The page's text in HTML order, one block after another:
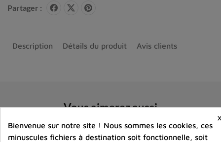
Partager :
Description Détails du produit Avis clients
Vous aimerez aussi
Bienvenue sur notre site ! Nous sommes les cookies, ces
minuscules fichiers à destination soit fonctionnelle, soit